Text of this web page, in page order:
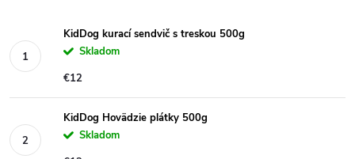
KidDog kurací sendvič s treskou 500g
Skladom
€12
KidDog Hovädzie plátky 500g
Skladom